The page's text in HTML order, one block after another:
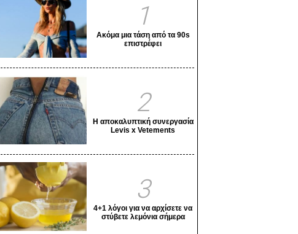
1
Ακόμα μια τάση από τα 90s
επιστρέφει
2
Η αποκαλυπτική συνεργασία
Levis x Vetements
3
4+1 λόγοι για να αρχίσετε να
στύβετε λεμόνια σήμερα